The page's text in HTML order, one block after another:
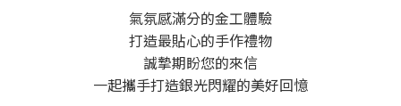
氣氛感滿分的金工體驗
打造最貼心的手作禮物
誠摯期盼您的來信
一起攜手打造銀光閃耀的美好回憶